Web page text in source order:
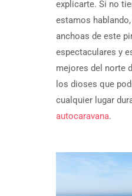
explicarte. Si no
estamos
anchoas de este
espectaculares y
mejores del norte
los dioses que
cualquier lugar
autocaravana.